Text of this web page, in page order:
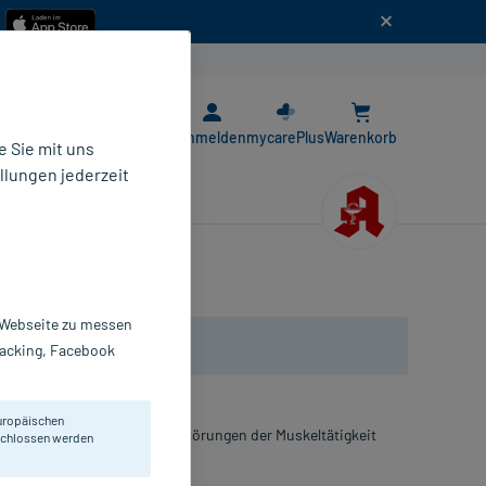
AnmeldenmycarePlusWarenkorb
wenn er Ursache für Störungen der Muskeltätigkeit
Sie mit uns
jederzeit
zu messen
Facebook
werden